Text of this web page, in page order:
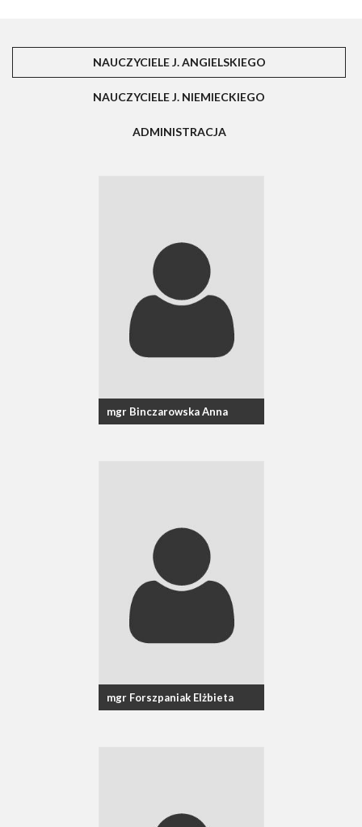
NAUCZYCIELE J. ANGIELSKIEGO
NAUCZYCIELE J. NIEMIECKIEGO
ADMINISTRACJA
mgr Binczarowska Anna
mgr Forszpaniak Elżbieta